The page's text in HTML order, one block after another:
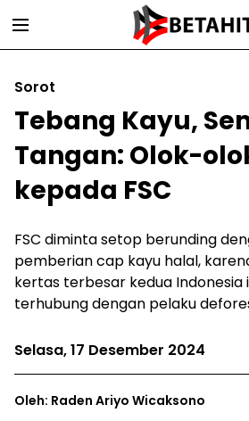
Sorot
Tebang Kayu,
Tangan: Olok-
kepada FSC
FSC diminta setop berunding
pemberian cap kayu halal,
kertas terbesar kedua Indonesia
terhubung dengan pelaku
Selasa, 17 Desember 2024
Oleh: Raden Ariyo Wicaksono